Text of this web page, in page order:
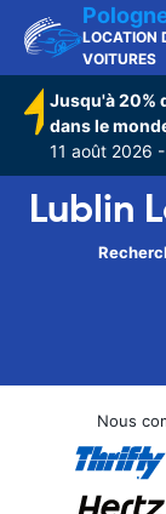
LOCATION
VOITURES
Jusqu'à 20%
dans le
11 août 2026
Lublin
Nous